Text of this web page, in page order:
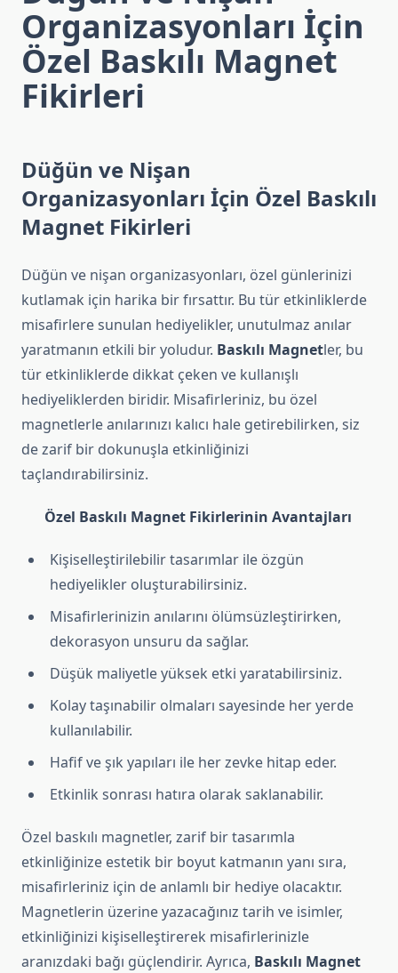
Organizasyonları İçin
Özel Baskılı Magnet
Fikirleri
Düğün ve Nişan
Organizasyonları İçin Özel Baskılı
Magnet Fikirleri
Düğün ve nişan organizasyonları, özel günlerinizi
kutlamak için harika bir fırsattır. Bu tür etkinliklerde
misafirlere sunulan hediyelikler, unutulmaz anılar
yaratmanın etkili bir yoludur. Baskılı Magnetler, bu
tür etkinliklerde dikkat çeken ve kullanışlı
hediyeliklerden biridir. Misafirleriniz, bu özel
magnetlerle anılarınızı kalıcı hale getirebilirken, siz
de zarif bir dokunuşla etkinliğinizi
taçlandırabilirsiniz.
Özel Baskılı Magnet Fikirlerinin Avantajları
Kişiselleştirilebilir tasarımlar ile özgün
hediyelikler oluşturabilirsiniz.
Misafirlerinizin anılarını ölümsüzleştirirken,
dekorasyon unsuru da sağlar.
Düşük maliyetle yüksek etki yaratabilirsiniz.
Kolay taşınabilir olmaları sayesinde her yerde
kullanılabilir.
Hafif ve şık yapıları ile her zevke hitap eder.
Etkinlik sonrası hatıra olarak saklanabilir.
Özel baskılı magnetler, zarif bir tasarımla
etkinliğinize estetik bir boyut katmanın yanı sıra,
misafirleriniz için de anlamlı bir hediye olacaktır.
Magnetlerin üzerine yazacağınız tarih ve isimler,
etkinliğinizi kişiselleştirerek misafirlerinizle
aranızdaki bağı güçlendirir. Ayrıca, Baskılı Magnet